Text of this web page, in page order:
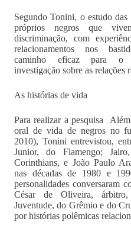
Segundo Tonini, o estudo das
próprios negros que
discriminação, com
relacionamentos nos
caminho eficaz para o
investigação sobre as relações
As histórias de vida
Para realizar a pesquisa
oral de vida de negros no
2010), Tonini entrevistou,
Junior, do Flamengo;
Corinthians, e João Paulo
nas décadas de 1980 e
personalidades conversaram
César de Oliveira,
Juventude, do Grêmio e do
por histórias polêmicas